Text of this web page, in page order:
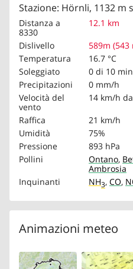
Stazione: Hörnli, 1132 m
Distanza a
8330
12.1 km
Dislivello
589m (543
Temperatura
16.7 °C
Soleggiato
0 di 10 min
Precipitazioni
0 mm/h
Velocità del
vento
14 km/h
Raffica
21 km/h
Umidità
75%
Pressione
893 hPa
Pollini
Ontano,
Ambrosia
Inquinanti
NH3, CO,
Animazioni meteo